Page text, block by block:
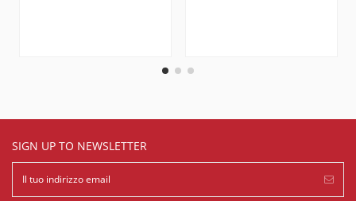
SIGN UP TO NEWSLETTER